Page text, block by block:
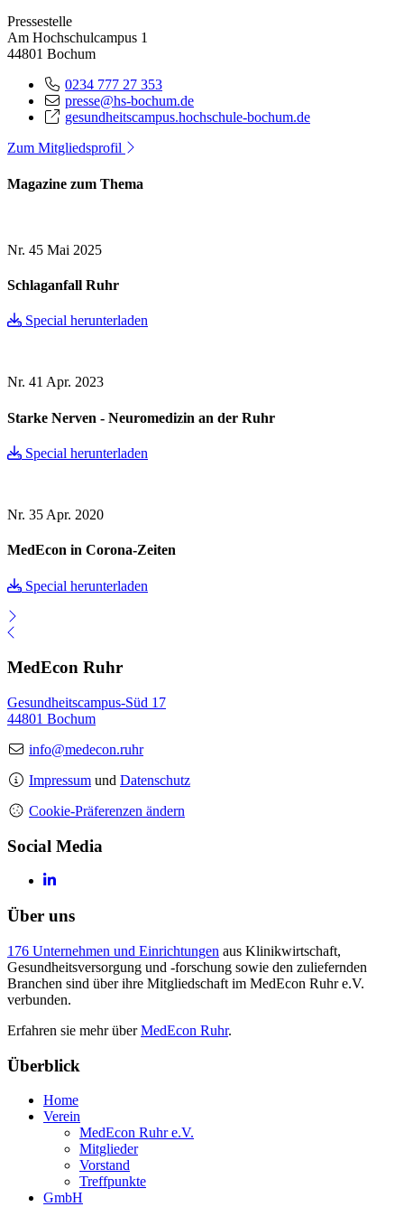
Pressestelle
Am Hochschulcampus 1
44801 Bochum
0234 777 27 353
presse@hs-bochum.de
gesundheitscampus.hochschule-bochum.de
Zum Mitgliedsprofil
Magazine zum Thema
Nr. 45 Mai 2025
Schlaganfall Ruhr
Special herunterladen
Nr. 41 Apr. 2023
Starke Nerven - Neuromedizin an der Ruhr
Special herunterladen
Nr. 35 Apr. 2020
MedEcon in Corona-Zeiten
Special herunterladen
MedEcon Ruhr
Gesundheitscampus-Süd 17
44801 Bochum
info@medecon.ruhr
Impressum und Datenschutz
Cookie-Präferenzen ändern
Social Media
Über uns
176 Unternehmen und Einrichtungen aus Klinikwirtschaft,
Gesundheitsversorgung und -forschung sowie den zuliefernden
Branchen sind über ihre Mitgliedschaft im MedEcon Ruhr e.V.
verbunden.
Erfahren sie mehr überMedEcon Ruhr.
Überblick
Home
Verein
MedEcon Ruhr e.V.
Mitglieder
Vorstand
Treffpunkte
GmbH